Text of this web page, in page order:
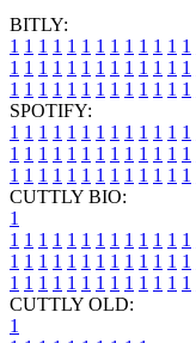
BITLY:
1 1 1 1 1 1 1 1 1 1 1 1 1
1 1 1 1 1 1 1 1 1 1 1 1 1
1 1 1 1 1 1 1 1 1 1 1 1 1
SPOTIFY:
1 1 1 1 1 1 1 1 1 1 1 1 1
1 1 1 1 1 1 1 1 1 1 1 1 1
1 1 1 1 1 1 1 1 1 1 1 1 1
CUTTLY BIO:
1
1 1 1 1 1 1 1 1 1 1 1 1 1
1 1 1 1 1 1 1 1 1 1 1 1 1
1 1 1 1 1 1 1 1 1 1 1 1 1
CUTTLY OLD:
1